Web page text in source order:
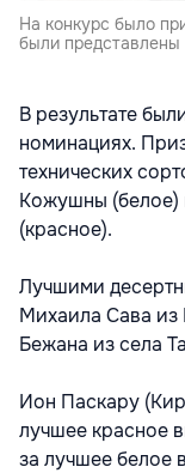
На конкурс было
были
В результате
номинациях.
технических
Кожушны (белое)
(красное).
Лучшими
Михаила Сава из
Бежана из села
Ион Паскару
лучшее красное
за лучшее белое